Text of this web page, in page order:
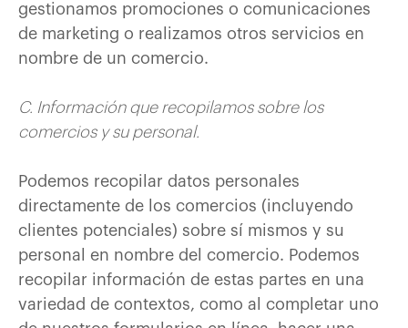
gestionamos promociones o comunicaciones
de marketing o realizamos otros servicios en
nombre de un comercio.
C. Información que recopilamos sobre los
comercios y su personal.
Podemos recopilar datos personales
directamente de los comercios (incluyendo
clientes potenciales) sobre sí mismos y su
personal en nombre del comercio. Podemos
recopilar información de estas partes en una
variedad de contextos, como al completar uno